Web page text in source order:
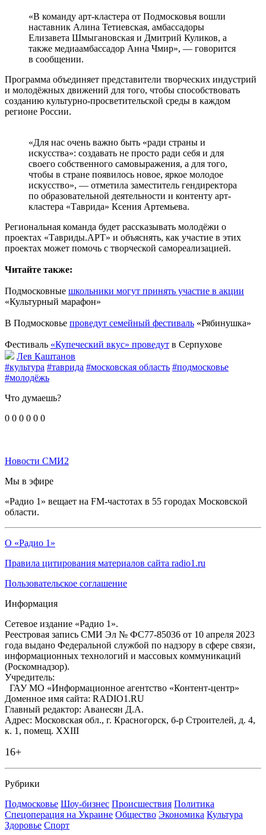
«В команду арт-кластера от Подмосковья вошли
наставник Алина Тетиевская, амбассадоры
Елизавета Шмыгановская и Дмитрий Куликов, а
также медиаамбассадор Анна Чмир», — говорится
в сообщении.
Программа объединяет представители творческих индустрий
и молодёжных движений для того, чтобы способствовать
созданию культурно-просветительской среды в каждом
регионе России.
«Для нас очень важно быть «ради страны и
искусства»: создавать не просто ради себя и для
своего собственного самовыражения, а для того,
чтобы в стране появилось новое, яркое молодое
искусство», — отметила заместитель гендиректора
по образовательной деятельности и контенту арт-
кластера «Таврида» Ксения Артемьева.
Региональная команда будет рассказывать молодёжи о
проектах «Тавриды.АРТ» и объяснять, как участие в этих
проектах может помочь с творческой самореализацией.
Читайте также:
Подмосковные школьники могут принять участие в акции
«Культурный марафон»
В Подмосковье проведут семейный фестиваль «Рябинушка»
Фестиваль «Купеческий вкус» проведут в Серпухове
Лев Каштанов
#культура #таврида #московская область #подмосковье
#молодёжь
Что думаешь?
0 0 0 0 0 0
Новости СМИ2
Мы в эфире
«Радио 1» вещает на FM-частотах в 55 городах Московской
области.
О «Радио 1»
Правила цитирования материалов сайта radio1.ru
Пользовательское соглашение
Информация
Сетевое издание «Радио 1».
Реестровая запись СМИ Эл № ФС77-85036 от 10 апреля 2023
года выдано Федеральной службой по надзору в сфере связи,
информационных технологий и массовых коммуникаций
(Роскомнадзор).
Учредитель:
ГАУ МО «Информационное агентство «Контент-центр»
Доменное имя сайта: RADIO1.RU
Главный редактор: Аванесян Д.А.
Адрес: Московская обл., г. Красногорск, б-р Строителей, д. 4,
к. 1, помещ. XXIII
16+
Рубрики
Подмосковье Шоу-бизнес Происшествия Политика
Спецоперация на Украине Общество Экономика Культура
Здоровье Спорт